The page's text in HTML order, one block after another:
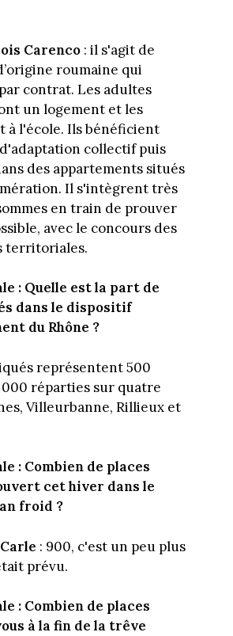
Carenco: il s'agit de
roumaine qui
contrat. Les adultes
un logement et les
à l'école. Ils bénéficient
collectif puis
des appartements situés
Il s'intègrent très
en train de prouver
avec le concours des
territoriales.
:Quelle est la part de
dans le dispositif
du Rhône ?
représentent 500
000 réparties sur quatre
Villeurbanne, Rillieux et
: Combien de places
cet hiver dans le
froid ?
: 900, c'est un peu plus
prévu.
:Combien de places
à la fin de la trêve